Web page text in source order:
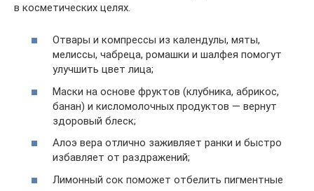
в косметических целях.
Отвары и компрессы из календулы, мяты,
мелиссы, чабреца, ромашки и шалфея помогут
улучшить цвет лица;
Маски на основе фруктов (клубника, абрикос,
банан) и кисломолочных продуктов — вернут
здоровый блеск;
Алоэ вера отлично заживляет ранки и быстро
избавляет от раздражений;
Лимонный сок поможет отбелить пигментные